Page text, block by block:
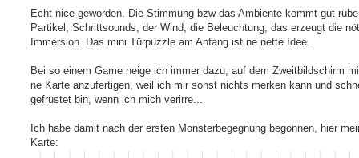
i
e
e
i
r
a
Echt nice geworden. Die Stimmung bzw das Ambiente kommt gut
Partikel, Schrittsounds, der Wind, die Beleuchtung, das erzeugt die
Immersion. Das mini Türpuzzle am Anfang ist ne nette Idee.
Bei so einem Game neige ich immer dazu, auf dem Zweitbildschirm
ne Karte anzufertigen, weil ich mir sonst nichts merken kann und
gefrustet bin, wenn ich mich verirre...
Ich habe damit nach der ersten Monsterbegegnung begonnen, hier
Karte: